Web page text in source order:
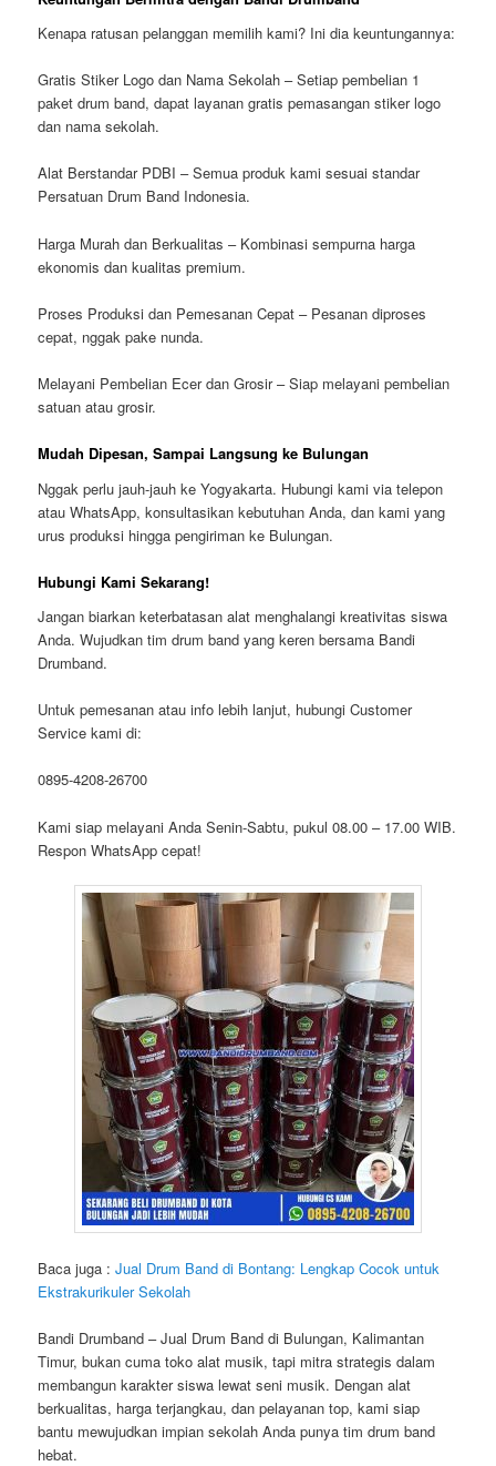
Kenapa ratusan pelanggan memilih kami? Ini dia keuntungannya:
Gratis Stiker Logo dan Nama Sekolah – Setiap pembelian 1
paket drum band, dapat layanan gratis pemasangan stiker logo
dan nama sekolah.
Alat Berstandar PDBI – Semua produk kami sesuai standar
Persatuan Drum Band Indonesia.
Harga Murah dan Berkualitas – Kombinasi sempurna harga
ekonomis dan kualitas premium.
Proses Produksi dan Pemesanan Cepat – Pesanan diproses
cepat, nggak pake nunda.
Melayani Pembelian Ecer dan Grosir – Siap melayani pembelian
satuan atau grosir.
Mudah Dipesan, Sampai Langsung ke Bulungan
Nggak perlu jauh-jauh ke Yogyakarta. Hubungi kami via telepon
atau WhatsApp, konsultasikan kebutuhan Anda, dan kami yang
urus produksi hingga pengiriman ke Bulungan.
Hubungi Kami Sekarang!
Jangan biarkan keterbatasan alat menghalangi kreativitas siswa
Anda. Wujudkan tim drum band yang keren bersama Bandi
Drumband.
Untuk pemesanan atau info lebih lanjut, hubungi Customer
Service kami di:
0895-4208-26700
Kami siap melayani Anda Senin-Sabtu, pukul 08.00 – 17.00 WIB.
Respon WhatsApp cepat!
Baca juga :Jual Drum Band di Bontang: Lengkap Cocok untuk
Ekstrakurikuler Sekolah
Bandi Drumband – Jual Drum Band di Bulungan, Kalimantan
Timur, bukan cuma toko alat musik, tapi mitra strategis dalam
membangun karakter siswa lewat seni musik. Dengan alat
berkualitas, harga terjangkau, dan pelayanan top, kami siap
bantu mewujudkan impian sekolah Anda punya tim drum band
hebat.